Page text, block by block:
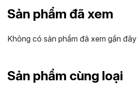
Sản phẩm đã xem
Không có sản phẩm đã xem gần đây
Sản phẩm cùng loại